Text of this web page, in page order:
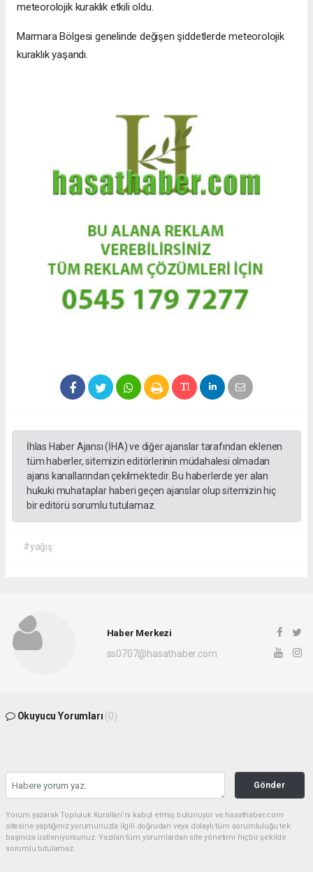
meteorolojik kuraklık etkili oldu.
Marmara Bölgesi genelinde değişen şiddetlerde meteorolojik
kuraklık yaşandı.
İhlas Haber Ajansı (İHA) ve diğer ajanslar tarafından eklenen
tüm haberler, sitemizin editörlerinin müdahalesi olmadan
ajans kanallarından çekilmektedir. Bu haberlerde yer alan
hukuki muhataplar haberi geçen ajanslar olup sitemizin hiç
bir editörü sorumlu tutulamaz.
#yağış
Haber Merkezi
ss0707@hasathaber.com
Okuyucu Yorumları (0)
Gönder
Yorum yazarak Topluluk Kuralları’nı kabul etmiş bulunuyor ve hasathaber.com
sitesine yaptığınız yorumunuzla ilgili doğrudan veya dolaylı tüm sorumluluğu tek
başınıza üstleniyorsunuz. Yazılan tüm yorumlardan site yönetimi hiçbir şekilde
sorumlu tutulamaz.